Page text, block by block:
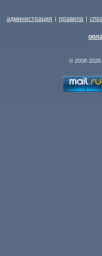
администрация | правила |
© 2008-